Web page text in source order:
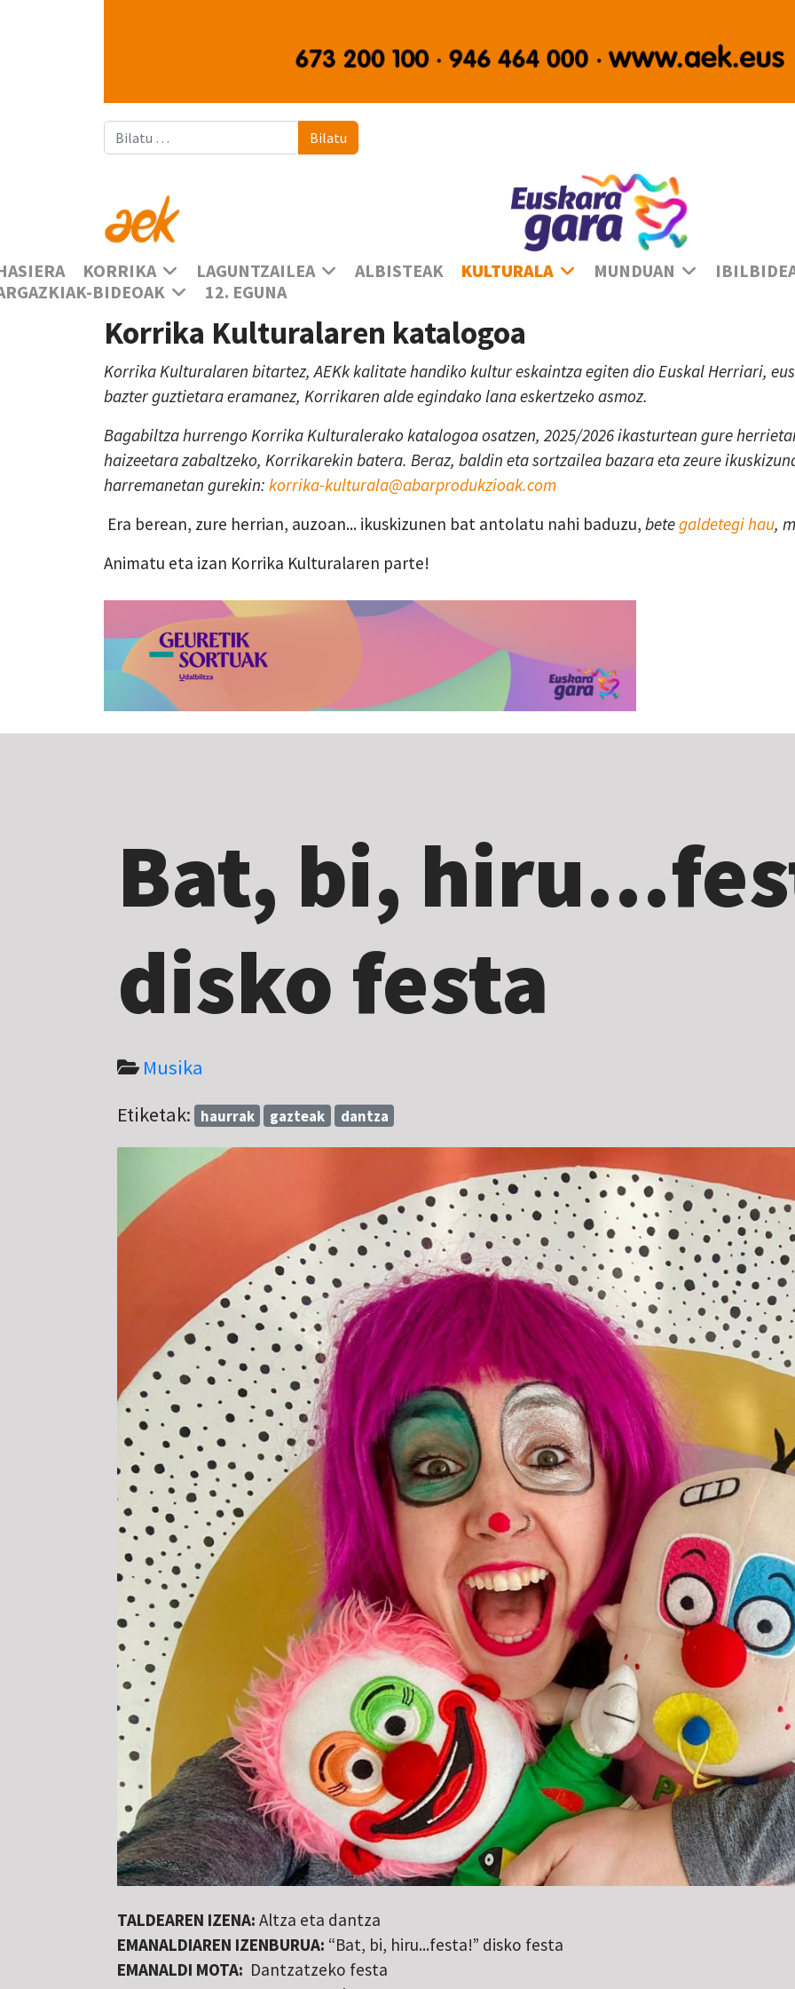
Bilatu Bilatu
KORRIKA LAGUNTZAILEA ALBISTEAK KULTURALA MUNDUAN
BIDEOAK
12. EGUNA
Korrika Kulturalaren katalogoa
Korrika Kulturalaren bitartez, AEKk kalitate handiko kultur eskaintza egiten dio Euskal Herriari,
bazter guztietara eramanez, Korrikaren alde egindako lana eskertzeko asmoz.
Bagabiltza hurrengo Korrika Kulturalerako katalogoa osatzen, 2025/2026 ikasturtean gure
haizeetara zabaltzeko, Korrikarekin batera. Beraz, baldin eta sortzailea bazara eta zeure
harremanetan gurekin: korrika-kulturala@abarprodukzioak.com
Era berean, zure herrian, auzoan... ikuskizunen bat antolatu nahi baduzu, betegaldetegi hau,
Animatu eta izan Korrika Kulturalaren parte!
Bat, bi,
disko festa
Musika
Etiketak: haurrak gazteak dantza
TALDEAREN IZENA: Altza eta dantza
EMANALDIAREN IZENBURUA: “Bat, bi, hiru...festa!” disko festa
EMANALDI MOTA: Dantzatzeko festa